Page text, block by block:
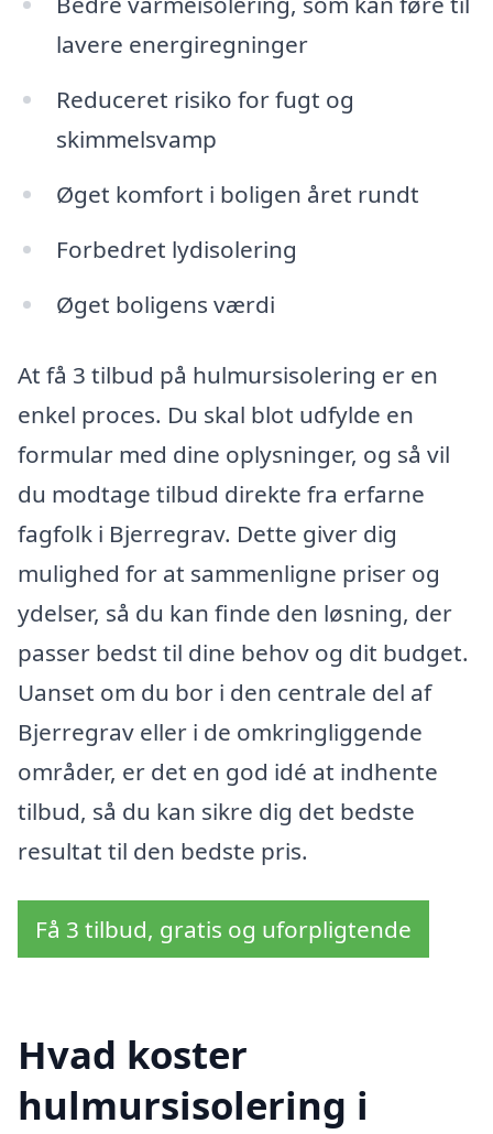
lavere energiregninger
Reduceret risiko for fugt og
skimmelsvamp
Øget komfort i boligen året rundt
Forbedret lydisolering
Øget boligens værdi
At få 3 tilbud på hulmursisolering er en
enkel proces. Du skal blot udfylde en
formular med dine oplysninger, og så vil
du modtage tilbud direkte fra erfarne
fagfolk i Bjerregrav. Dette giver dig
mulighed for at sammenligne priser og
ydelser, så du kan finde den løsning, der
passer bedst til dine behov og dit budget.
Uanset om du bor i den centrale del af
Bjerregrav eller i de omkringliggende
områder, er det en god idé at indhente
tilbud, så du kan sikre dig det bedste
resultat til den bedste pris.
Få 3 tilbud, gratis og uforpligtende
Hvad koster
hulmursisolering i